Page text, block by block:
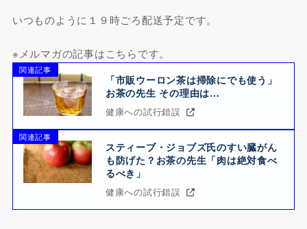
いつものように１９時ごろ配送予定です。
※メルマガの記事はこちらです。
関連記事
「市販ウーロン茶は掃除にでも使う」
お茶の先生 その理由は…
健康への試行錯誤
関連記事
スティーブ・ジョブズ氏のすい臓がん
も防げた？お茶の先生「肉は絶対食べ
るべき」
健康への試行錯誤